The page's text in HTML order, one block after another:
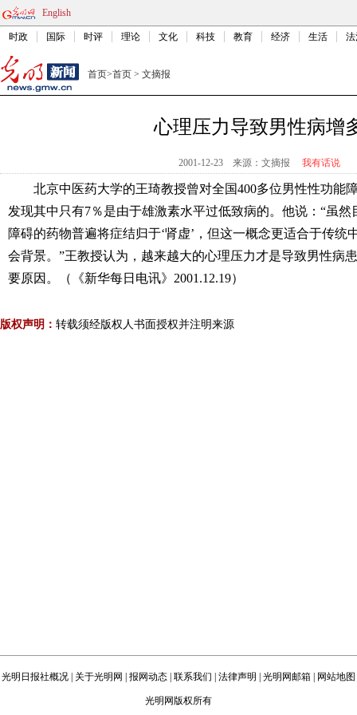
English
时政 国际 时评 理论 文化 科技 教育 经济 生活
首页>首页 > 文摘报
心理压力导致男性病增
2001-12-23 来源：文摘报 我有话说
北京中医药大学的王琦教授曾对全国400多位男性性功能
发现其中只有7％是由于雄激素水平过低致病的。他说：“虽
障碍的药物普遍将症结归于‘肾虚’，但这一概念更适合于传统
会背景。”王教授认为，越来越大的心理压力才是导致男性病
要原因。（《新华每日电讯》2001.12.19）
版权声明： 转载须经版权人书面授权并注明来源
光明日报社概况 关于光明网 报网动态 联系我们 法律声明 光明网邮箱 网站地图
光明网版权所有